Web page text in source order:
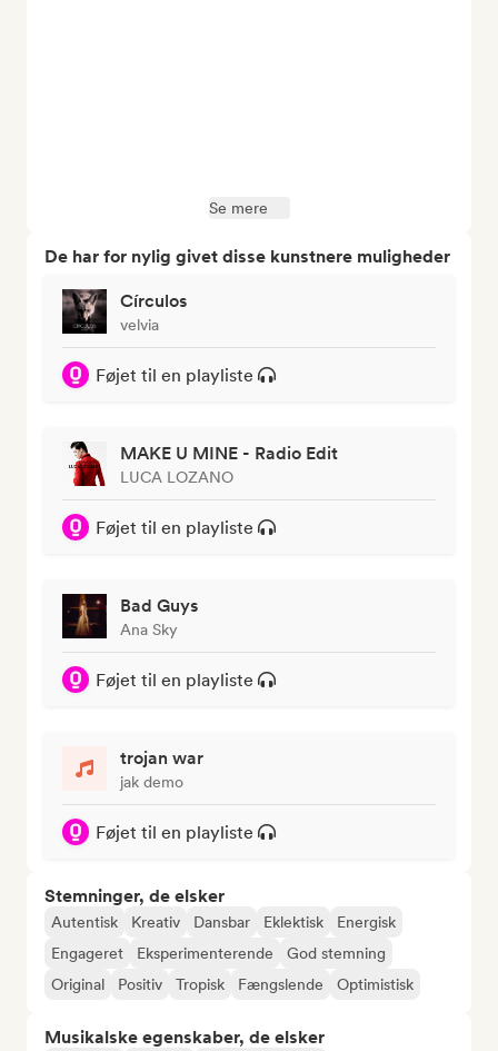
Se mere
De har for nylig givet disse kunstnere muligheder
Círculos
velvia
Føjet til en playliste
MAKE U MINE - Radio Edit
LUCA LOZANO
Føjet til en playliste
Bad Guys
Ana Sky
Føjet til en playliste
trojan war
jak demo
Føjet til en playliste
Stemninger, de elsker
Autentisk Kreativ Dansbar Eklektisk
Energisk
Engageret
Eksperimenterende
God stemning
Original
Positiv Tropisk Fængslende Optimistisk
Musikalske egenskaber, de elsker